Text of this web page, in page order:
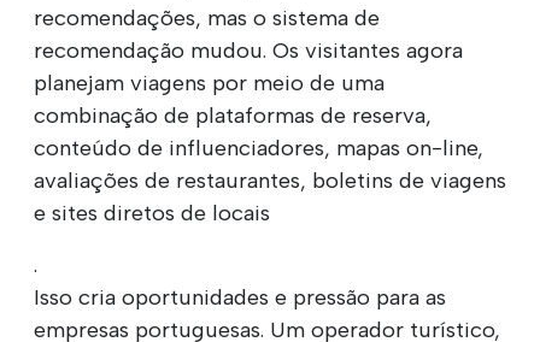
recomendações, mas o sistema de
recomendação mudou. Os visitantes agora
planejam viagens por meio de uma
combinação de plataformas de reserva,
conteúdo de influenciadores, mapas on-line,
avaliações de restaurantes, boletins de viagens
e sites diretos de locais
.
Isso cria oportunidades e pressão para as
empresas portuguesas. Um operador turístico,